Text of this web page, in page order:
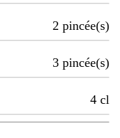
2 pincée(s)
3 pincée(s)
4 cl